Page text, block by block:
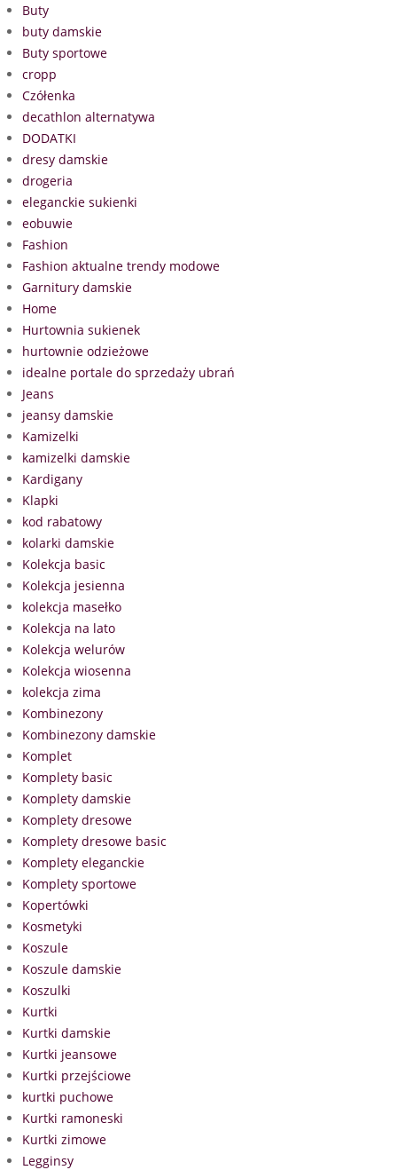
Buty
buty damskie
Buty sportowe
cropp
Czółenka
decathlon alternatywa
DODATKI
dresy damskie
drogeria
eleganckie sukienki
eobuwie
Fashion
Fashion aktualne trendy modowe
Garnitury damskie
Home
Hurtownia sukienek
hurtownie odzieżowe
idealne portale do sprzedaży ubrań
Jeans
jeansy damskie
Kamizelki
kamizelki damskie
Kardigany
Klapki
kod rabatowy
kolarki damskie
Kolekcja basic
Kolekcja jesienna
kolekcja masełko
Kolekcja na lato
Kolekcja welurów
Kolekcja wiosenna
kolekcja zima
Kombinezony
Kombinezony damskie
Komplet
Komplety basic
Komplety damskie
Komplety dresowe
Komplety dresowe basic
Komplety eleganckie
Komplety sportowe
Kopertówki
Kosmetyki
Koszule
Koszule damskie
Koszulki
Kurtki
Kurtki damskie
Kurtki jeansowe
Kurtki przejściowe
kurtki puchowe
Kurtki ramoneski
Kurtki zimowe
Legginsy